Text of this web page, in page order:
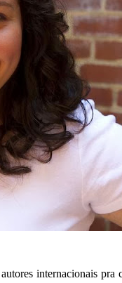
internacionais pra